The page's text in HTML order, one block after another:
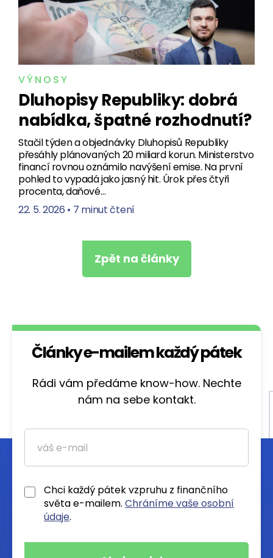
VÝNOSY
Dluhopisy Republiky: dobrá
nabídka, špatné rozhodnutí?
Stačil týden a objednávky Dluhopisů Republiky
přesáhly plánovaných 20 miliard korun. Ministerstvo
financí rovnou oznámilo navýšení emise. Na první
pohled to vypadá jako jasný hit. Úrok přes čtyři
procenta, daňové…
22. 5. 2026 • 7 minut čtení
Zpět na články
Články e-mailem každý pátek
Rádi vám předáme know-how. Nechte
nám na sebe kontakt.
Chci každý pátek vzpruhu z finančního
světa e-mailem. Chráníme vaše osobní
údaje.